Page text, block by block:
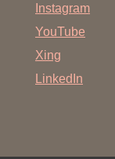
Instagram
YouTube
Xing
LinkedIn